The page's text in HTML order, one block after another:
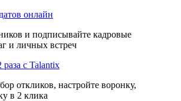
онлайн
и подписывайте кадровые
и личных встреч
раза с Talantix
откликов, настройте воронку,
в 2 клика